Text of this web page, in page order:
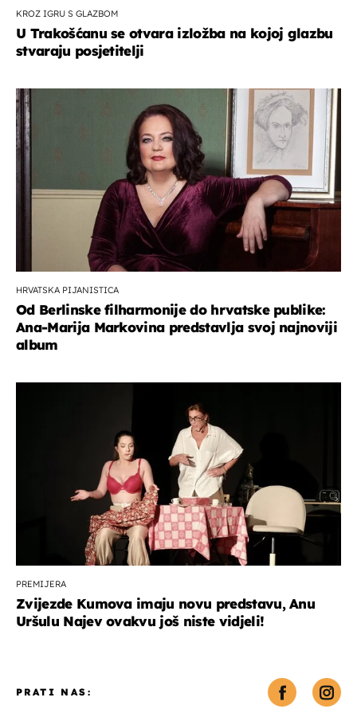
KROZ IGRU S GLAZBOM
U Trakošćanu se otvara izložba na kojoj glazbu
stvaraju posjetitelji
HRVATSKA PIJANISTICA
Od Berlinske filharmonije do hrvatske publike:
Ana-Marija Markovina predstavlja svoj najnoviji
album
PREMIJERA
Zvijezde Kumova imaju novu predstavu, Anu
Uršulu Najev ovakvu još niste vidjeli!
PRATI NAS: